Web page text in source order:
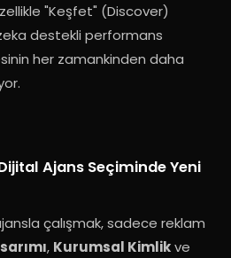
"Keşfet" (Discover)
destekli performans
her zamankinden daha
.
Ajans Seçiminde Yeni
çalışmak, sadece reklam
, Kurumsal Kimlikve